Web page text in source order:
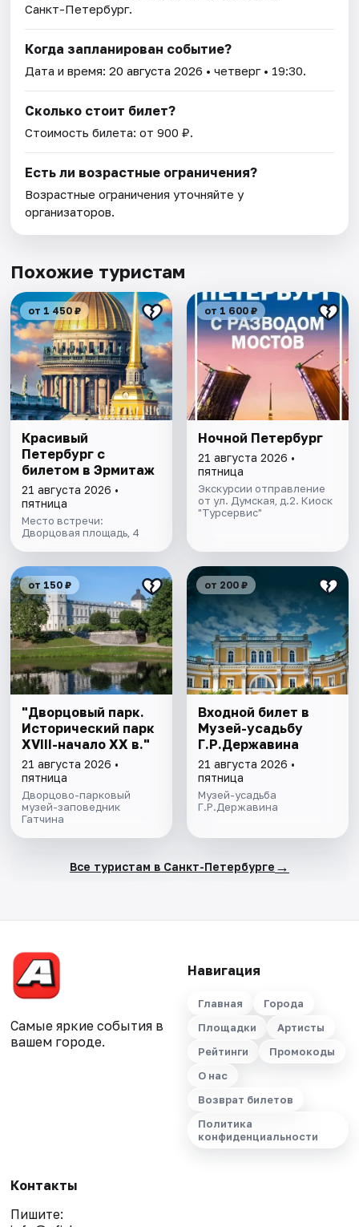
Санкт-Петербург.
Когда запланирован событие?
Дата и время:20 августа 2026 • четверг • 19:30.
Сколько стоит билет?
Стоимость билета: от 900 ₽.
Есть ли возрастные ограничения?
Возрастные ограничения уточняйте у
организаторов.
Похожие туристам
от 1 450 ₽
Красивый
Петербург с
билетом в Эрмитаж
21 августа 2026 •
пятница
Место встречи:
Дворцовая площадь, 4
от 1 600 ₽
Ночной Петербург
21 августа 2026 •
пятница
Экскурсии отправление
от ул. Думская, д.2. Киоск
"Турсервис"
от 150 ₽
"Дворцовый парк.
Исторический парк
XVIII-начало XX в."
21 августа 2026 •
пятница
Дворцово-парковый
музей-заповедник
Гатчина
от 200 ₽
Входной билет в
Музей-усадьбу
Г.Р.Державина
21 августа 2026 •
пятница
Музей-усадьба
Г.Р.Державина
Все туристам в Санкт-Петербурге →
Самые яркие события в
вашем городе.
Навигация
Главная
Города
Площадки
Артисты
Рейтинги
Промокоды
О нас
Возврат билетов
Политика
конфиденциальности
Контакты
Пишите: